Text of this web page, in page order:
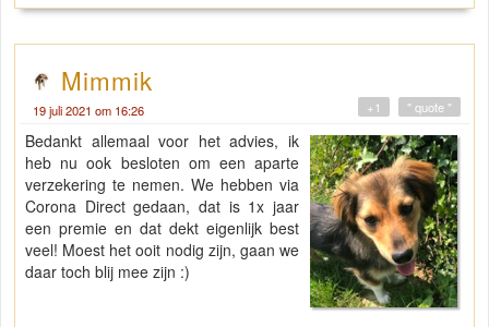
Mimmik
19 juli 2021 om 16:26 " quote "
+1
Bedankt allemaal voor het advies, ik
heb nu ook besloten om een aparte
verzekering te nemen. We hebben via
Corona Direct gedaan, dat is 1x jaar
een premie en dat dekt eigenlijk best
veel! Moest het ooit nodig zijn, gaan we
daar toch blij mee zijn :)